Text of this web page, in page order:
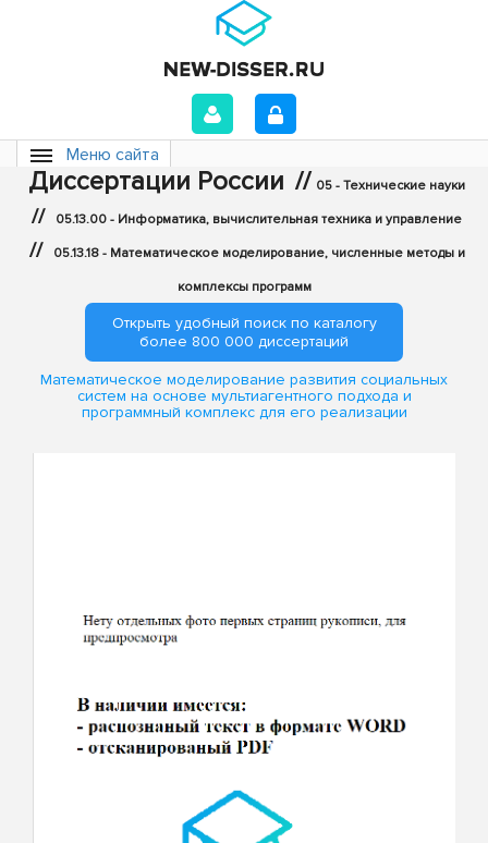
Меню сайта
Диссертации России // 05 - Технические науки
// 05.13.00 - Информатика, вычислительная техника и управление
// 05.13.18 - Математическое моделирование, численные методы и
комплексы программ
Открыть удобный поиск по каталогу
более 800 000 диссертаций
Математическое моделирование развития социальных
систем на основе мультиагентного подхода и
программный комплекс для его реализации